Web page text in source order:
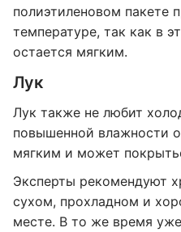
полиэтиленовом пакете
температуре, так как в
остается мягким.
Лук
Лук также не любит
повышенной влажности
мягким и может
Эксперты рекомендуют
сухом, прохладном и
месте. В то же время